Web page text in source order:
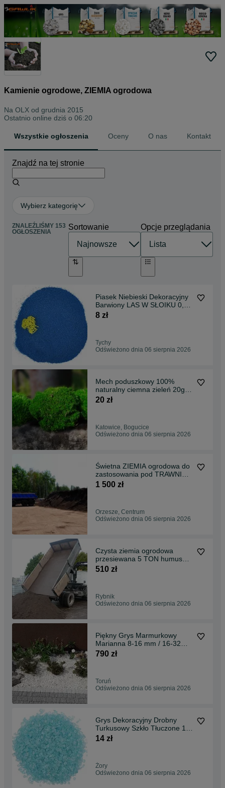
Kamienie ogrodowe, ZIEMIA ogrodowa
Na OLX od grudnia 2015
Ostatnio online dziś o 06:20
Wszystkie ogłoszenia Oceny O nas Kontakt
Znajdź na tej stronie
Wybierz kategorię
ZNALEŹLIŚMY 153
OGŁOSZENIA
Sortowanie Opcje przeglądania
Piasek Niebieski Dekoracyjny
Barwiony LAS W SŁOIKU 0,6-
1,2 mm 1KG
8 zł
Tychy
Odświeżono dnia 06 sierpnia 2026
Mech poduszkowy 100%
naturalny ciemna zieleń 20g
do lasu w słoiku 1szt
20 zł
Katowice, Bogucice
Odświeżono dnia 06 sierpnia 2026
Świetna ZIEMIA ogrodowa do
zastosowania pod TRAWNIKI
20 TON
1 500 zł
Orzesze, Centrum
Odświeżono dnia 06 sierpnia 2026
Czysta ziemia ogrodowa
przesiewana 5 TON humus
transport RYBNIK
510 zł
Rybnik
Odświeżono dnia 06 sierpnia 2026
Piękny Grys Marmurkowy
Marianna 8-16 mm / 16-32
mm + dostawa Gratis
790 zł
Toruń
Odświeżono dnia 06 sierpnia 2026
Grys Dekoracyjny Drobny
Turkusowy Szkło Tłuczone 1
KG
14 zł
Żory
Odświeżono dnia 06 sierpnia 2026